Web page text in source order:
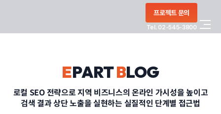
프로젝트 문의
Tel. 02-545-3800
PORTFOLIO
EPARTBLOG
로컬 SEO 전략으로 지역 비즈니스의 온라인 가시성을 높이고
검색 결과 상단 노출을 실현하는 실질적인 단계별 접근법